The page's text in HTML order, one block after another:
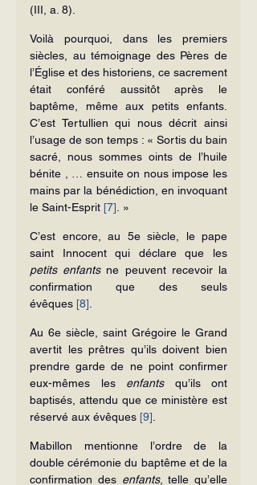
(III, a. 8).
Voilà pourquoi, dans les premiers
siècles, au témoignage des Pères de
l’Église et des historiens, ce sacrement
était conféré aussitôt après le
baptême, même aux petits enfants.
C’est Tertullien qui nous décrit ainsi
l’usage de son temps : « Sortis du bain
sacré, nous sommes oints de l’huile
bénite , … ensuite on nous impose les
mains par la bénédiction, en invoquant
le Saint-Esprit [7] . »
C’est encore, au 5e siècle, le pape
petits enfants ne peuvent recevoir la
confirmation que des seuls
évêques [8]
Au 6e siècle, saint Grégoire le Grand
avertit les prêtres qu’ils doivent bien
prendre garde de ne point confirmer
eux-mêmes les enfants qu’ils ont
baptisés, attendu que ce ministère est
réservé aux évêques [9]
Mabillon mentionne l’ordre de la
double cérémonie du baptême et de la
confirmation des enfants, telle qu’elle